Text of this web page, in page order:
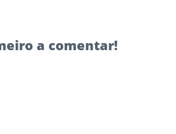
a comentar!